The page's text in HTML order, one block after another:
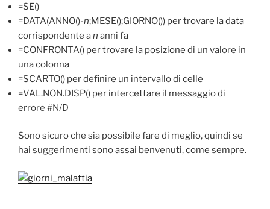
=SE()
=DATA(ANNO()-n;MESE();GIORNO()) per trovare la data
corrispondente an anni fa
=CONFRONTA() per trovare la posizione di un valore in
una colonna
=SCARTO() per definire un intervallo di celle
=VAL.NON.DISP() per intercettare il messaggio di
errore #N/D
Sono sicuro che sia possibile fare di meglio, quindi se
hai suggerimenti sono assai benvenuti, come sempre.